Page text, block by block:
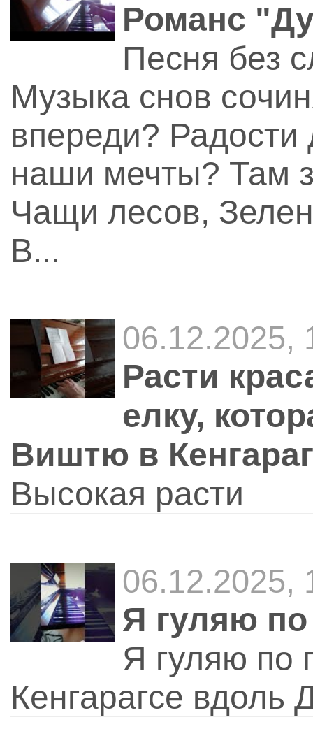
Романс
Песня без
Музыка снов
впереди? Радости
наши мечты? Там
Чащи лесов,
В...
06.12.2025,
Расти
елку,
Виштю в
Высокая расти
06.12.2025,
Я гуляю
Я гуляю по
Кенгарагсе вдоль